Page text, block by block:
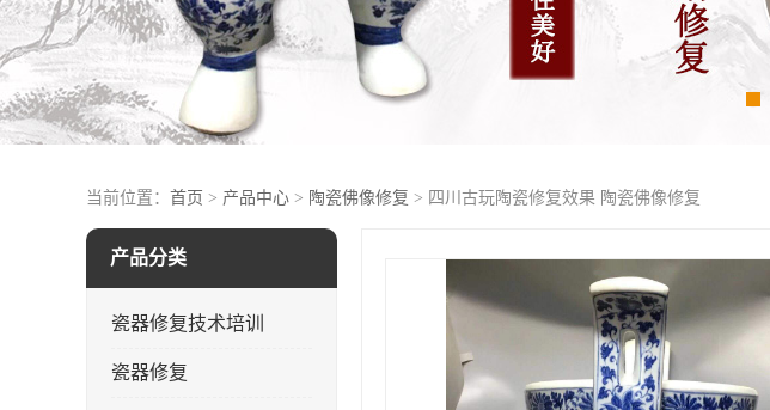
当前位置： 首页 > 产品中心 > 陶瓷佛像修复 > 四川古玩陶瓷修复效果 陶瓷佛像修复
产品分类
瓷器修复技术培训
瓷器修复